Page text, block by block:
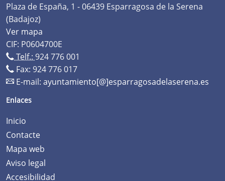
Plaza de España, 1 - 06439 Esparragosa de la Serena
(Badajoz)
Ver mapa
CIF: P0604700E
Telf.: 924 776 001
Fax: 924 776 017
E-mail: ayuntamiento[@]esparragosadelaserena.es
Enlaces
Inicio
Contacte
Mapa web
Aviso legal
Accesibilidad